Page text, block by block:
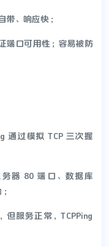
、响应快；
端口可用性；容易被防
通过模拟 TCP 三次握
器 80 端口、数据库
但服务正常，TCPPing